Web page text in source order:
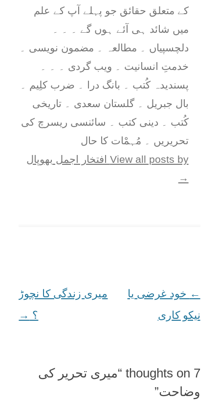
کے متعلق حقائق جو پہلے آپ کے علم
میں شائد ہی آئے ہوں گے ۔ ۔ ۔
دلچسپیاں ۔ مطالعہ ۔ مضمون نویسی ۔
خدمتِ انسانیت ۔ ویب گردی ۔ ۔ ۔
پسندیدہ کُتب ۔ بانگ درا ۔ ضرب کلِیم ۔
بال جبریل ۔ گلستان سعدی ۔ تاریخی
کُتب ۔ دینی کتب ۔ سائنسی ریسرچ کی
تحریریں ۔ مُہمْات کا حال
View all posts by افتخار اجمل بھوپال
→
Post
navigation
← خود غرضی یا
نیکو کاری
میری زندگی کا نچوڑ
؟ →
7 thoughts on “
میری تحریر کی
وضاحت”